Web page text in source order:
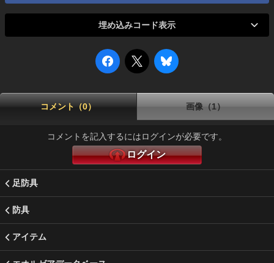
埋め込みコード表示
コメント（0） 画像（1）
コメントを記入するにはログインが必要です。
ログイン
足防具
防具
アイテム